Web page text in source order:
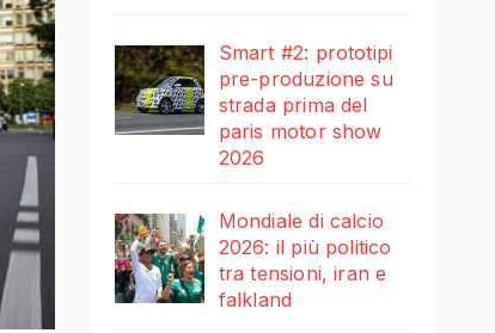
Smart #2: prototipi
pre-produzione su
strada prima del
paris motor show
2026
Mondiale di calcio
2026: il più politico
tra tensioni, iran e
falkland